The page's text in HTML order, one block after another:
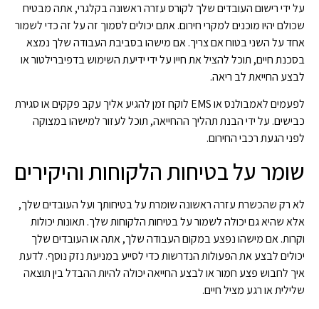
על ידי רישום העובדים שלך לקורס עזרה ראשונה בקלגרי, אתה מבטיח
שכולם יהיו מוכנים למקרי חירום. אתם יכולים לסמוך זה על זה כדי לשמור
אחד על השני בטוח אם צריך. אם מישהו בסביבת העבודה שלך נמצא
בסכנת חיים, תוכל להציל את חייו על ידי ידיעת השימוש בדפיברילטור או
לבצע החייאת לב ריאה.
לפעמים לאמבולנס או EMS לוקח זמן להגיע אליך עקב פקקים או סגירת
כבישים. על ידי הבנת תהליך ההחייאה, תוכל לעזור למישהו במצוקה
לפני הגעת רכבי החירום.
שומר על בטיחות הלקוחות והיקירים
לא רק שהכשרת עזרה ראשונה שומרת על בטיחותך ועל העובדים שלך,
אלא שהיא גם יכולה לשמור על בטיחות הלקוחות שלך. תאונות יכולות
וקרות. אם מישהו נפצע במקום העבודה שלך, אתה או העובדים שלך
יכולים לבצע את הפעולות הנדרשות כדי לסייע במניעת נזק נוסף. לדעת
איך לחבוש פצע חמור או לבצע החייאה יכולה להיות ההבדל בין תוצאה
שלילית או רגע מציל חיים.